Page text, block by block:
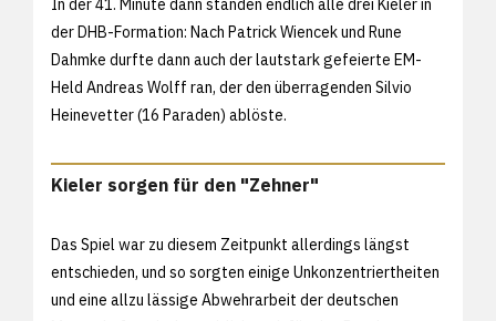
In der 41. Minute dann standen endlich alle drei Kieler in
der DHB-Formation: Nach Patrick Wiencek und Rune
Dahmke durfte dann auch der lautstark gefeierte EM-
Held Andreas Wolff ran, der den überragenden Silvio
Heinevetter (16 Paraden) ablöste.
Kieler sorgen für den "Zehner"
Das Spiel war zu diesem Zeitpunkt allerdings längst
entschieden, und so sorgten einige Unkonzentriertheiten
und eine allzu lässige Abwehrarbeit der deutschen